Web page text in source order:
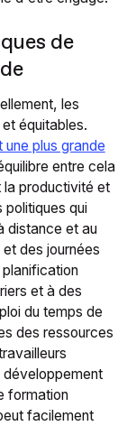
de
les
équitables.
plus grande
entre cela
la productivité et
politiques qui
distance et au
des journées
et à des
du temps de
des ressources
développement
formation
facilement